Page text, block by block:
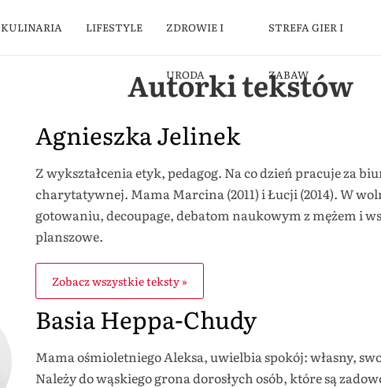
KULINARIA LIFESTYLE ZDROWIE I
URODA
STREFA GIER I
ZABAW
Autorki tekstów
Agnieszka Jelinek
Z wykształcenia etyk, pedagog. Na co dzień pracuje za
charytatywnej. Mama Marcina (2011) i Łucji (2014). W
gotowaniu, decoupage, debatom naukowym z mężem i
planszowe.
Zobacz wszystkie teksty »
Basia Heppa-Chudy
Mama ośmioletniego Aleksa, uwielbia spokój: własny,
Należy do wąskiego grona dorosłych osób, które są